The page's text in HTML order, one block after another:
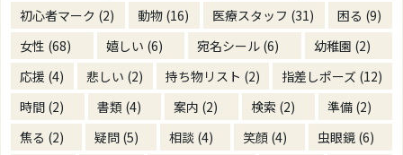
初心者マーク (2) 動物 (16) 医療スタッフ (31) 困る (9)
女性 (68) 嬉しい (6) 宛名シール (6) 幼稚園 (2)
応援 (4) 悲しい (2) 持ち物リスト (2) 指差しポーズ (12)
時間 (2) 書類 (4) 案内 (2) 検索 (2) 準備 (2)
焦る (2) 疑問(5) 相談 (4) 笑顔 (4) 虫眼鏡 (6)